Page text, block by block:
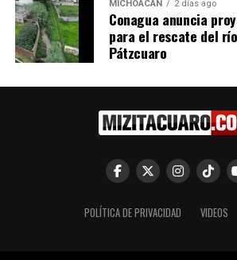
MICHOACÁN 2 días ago
Conagua anuncia
para el rescate del
Pátzcuaro
POLÍTICA DE PRIVACIDAD VIDEOS